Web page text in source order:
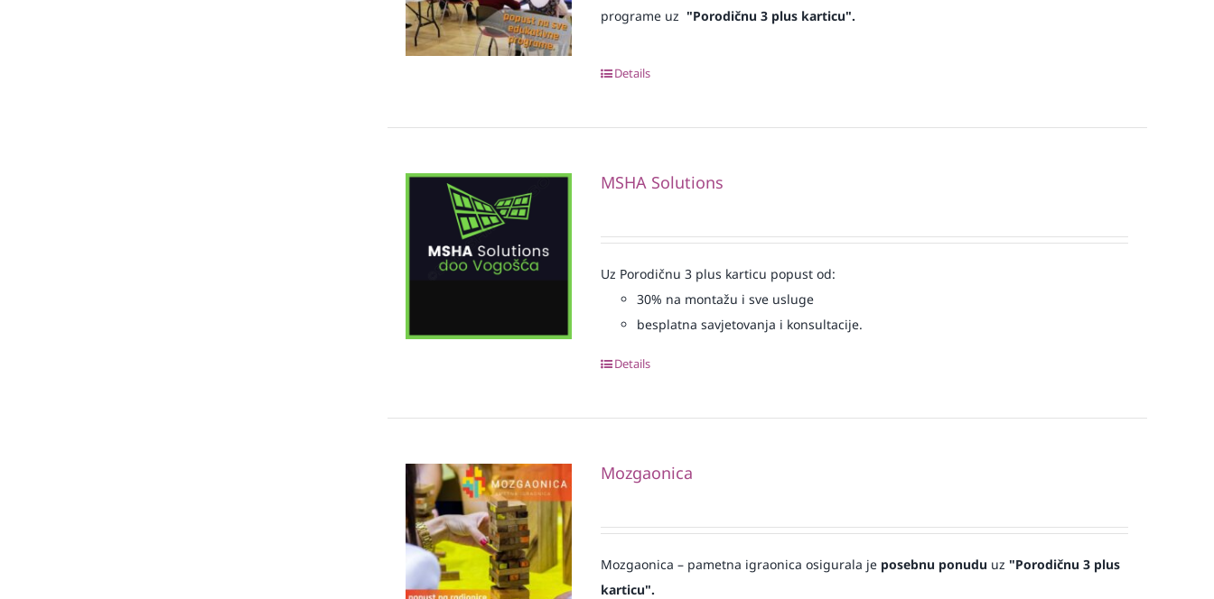
programe uz "Porodičnu 3 plus karticu".
Details
MSHA Solutions
Uz Porodičnu 3 plus karticu popust od:
30% na montažu i sve usluge
besplatna savjetovanja i konsultacije.
Details
Mozgaonica
Mozgaonica – pametna igraonica osigurala je posebnu ponudu uz "Porodičnu 3 plus
karticu".